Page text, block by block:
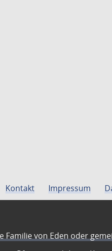
Kontakt Impressum
Familie von Eden oder